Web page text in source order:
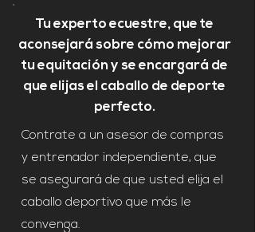
Tu experto ecuestre, que te
aconsejará sobre cómo mejorar
tu equitación y se encargará de
que elijas el caballo de deporte
perfecto.
Contrate a un asesor de compras
y entrenador independiente, que
se asegurará de que usted elija el
caballo deportivo que más le
convenga.